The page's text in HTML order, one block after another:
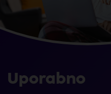
Uporabno